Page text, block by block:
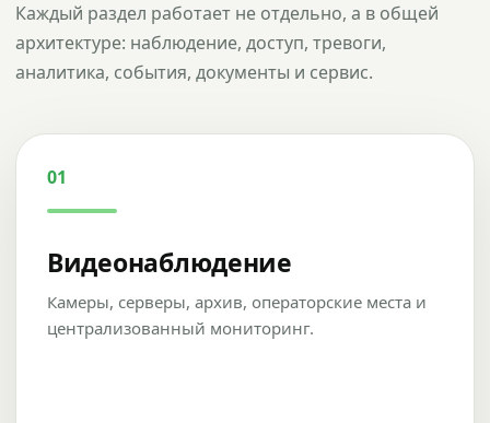
Каждый раздел работает не отдельно, а в общей
архитектуре: наблюдение, доступ, тревоги,
аналитика, события, документы и сервис.
01
Видеонаблюдение
Камеры, серверы, архив, операторские места и
централизованный мониторинг.